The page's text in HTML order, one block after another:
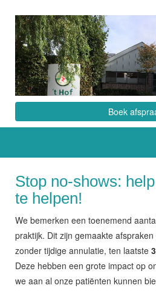
Boek
Stop no-shows:
te helpen!
We bemerken een toenemend
praktijk. Dit zijn gemaakte
zonder tijdige annulatie, ten laatste
Deze hebben een grote impact op
we aan al onze patiënten kunnen